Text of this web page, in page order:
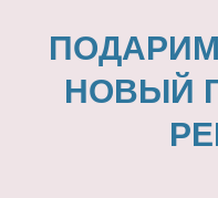
НОВЫЙ